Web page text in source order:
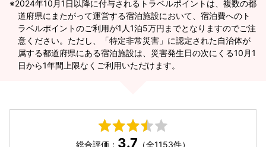
2024年10月1日以降に付与されるトラベルポイントは、複数の都
道府県にまたがって運営する宿泊施設において、宿泊費へのト
ラベルポイントのご利用が1人1泊5万円までとなりますのでご注
意ください。ただし、「特定非常災害」に認定された自治体が
属する都道府県にある宿泊施設は、災害発生日の次にくる10月1
日から1年間上限なくご利用いただけます。
総合評価： 3.7 （全1153件）